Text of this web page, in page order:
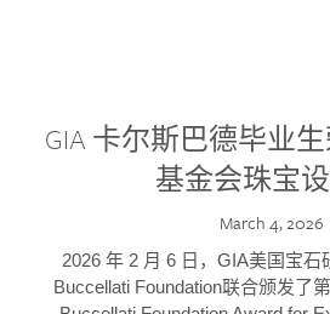
GIA 卡尔斯巴德毕业
基金会珠宝
March 4, 2026
2026 年 2 月 6 日，GIA美国宝石
Buccellati Foundation联合颁发了